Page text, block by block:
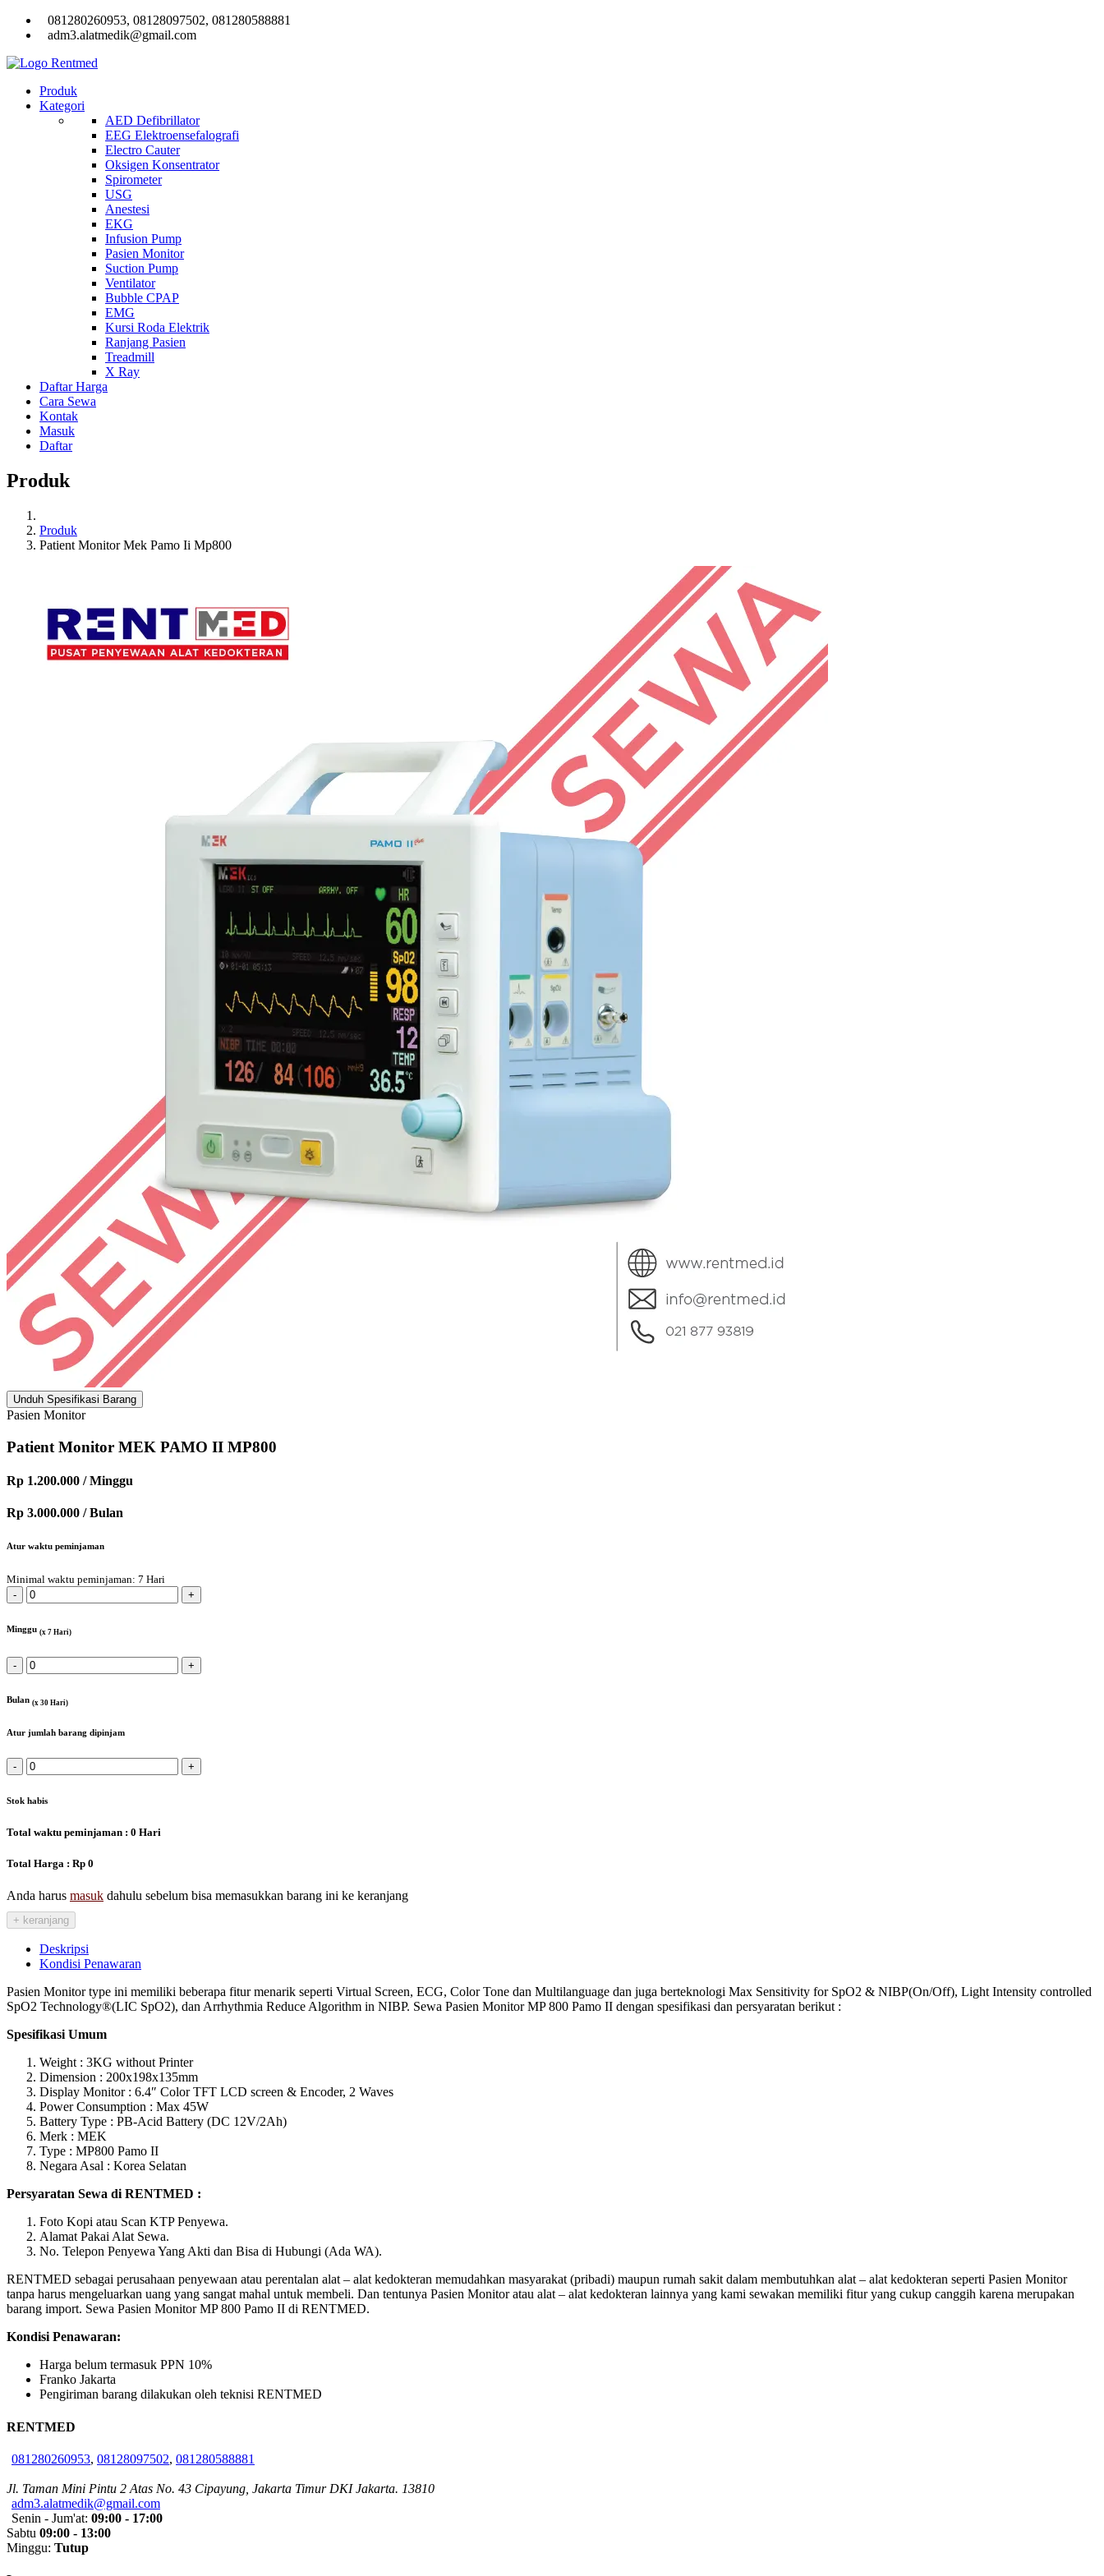
081280260953, 08128097502, 081280588881
adm3.alatmedik@gmail.com
Produk
Kategori
AED Defibrillator
EEG Elektroensefalografi
Electro Cauter
Oksigen Konsentrator
Spirometer
USG
Anestesi
EKG
Infusion Pump
Pasien Monitor
Suction Pump
Ventilator
Bubble CPAP
EMG
Kursi Roda Elektrik
Ranjang Pasien
Treadmill
X Ray
Daftar Harga
Cara Sewa
Kontak
Masuk
Daftar
Produk
Produk
Patient Monitor Mek Pamo Ii Mp800
Unduh Spesifikasi Barang
Pasien Monitor
Patient Monitor MEK PAMO II MP800
Rp 1.200.000 / Minggu
Rp 3.000.000 / Bulan
Atur waktu peminjaman
Minimal waktu peminjaman: 7 Hari
Minggu (x 7 Hari)
Bulan (x 30 Hari)
Atur jumlah barang dipinjam
Stok habis
Total waktu peminjaman : 0 Hari
Total Harga : Rp 0
Anda harus masuk dahulu sebelum bisa memasukkan barang ini ke keranjang
+ keranjang
Deskripsi
Kondisi Penawaran
Pasien Monitor type ini memiliki beberapa fitur menarik seperti Virtual Screen, ECG, Color Tone dan Multilanguage dan juga berteknologi Max Sensitivity for SpO2 & NIBP(On/Off), Light Intensity controlled
SpO2 Technology®(LIC SpO2), dan Arrhythmia Reduce Algorithm in NIBP. Sewa Pasien Monitor MP 800 Pamo II dengan spesifikasi dan persyaratan berikut :
Spesifikasi Umum
Weight : 3KG without Printer
Dimension : 200x198x135mm
Display Monitor : 6.4″ Color TFT LCD screen & Encoder, 2 Waves
Power Consumption : Max 45W
Battery Type : PB-Acid Battery (DC 12V/2Ah)
Merk : MEK
Type : MP800 Pamo II
Negara Asal : Korea Selatan
Persyaratan Sewa di RENTMED :
Foto Kopi atau Scan KTP Penyewa.
Alamat Pakai Alat Sewa.
No. Telepon Penyewa Yang Akti dan Bisa di Hubungi (Ada WA).
RENTMED sebagai perusahaan penyewaan atau perentalan alat – alat kedokteran memudahkan masyarakat (pribadi) maupun rumah sakit dalam membutuhkan alat – alat kedokteran seperti Pasien Monitor
tanpa harus mengeluarkan uang yang sangat mahal untuk membeli. Dan tentunya Pasien Monitor atau alat – alat kedokteran lainnya yang kami sewakan memiliki fitur yang cukup canggih karena merupakan
barang import. Sewa Pasien Monitor MP 800 Pamo II di RENTMED.
Kondisi Penawaran:
Harga belum termasuk PPN 10%
Franko Jakarta
Pengiriman barang dilakukan oleh teknisi RENTMED
RENTMED
081280260953, 08128097502, 081280588881
Jl. Taman Mini Pintu 2 Atas No. 43 Cipayung, Jakarta Timur DKI Jakarta. 13810
adm3.alatmedik@gmail.com
Senin - Jum'at: 09:00 - 17:00
Sabtu 09:00 - 13:00
Minggu: Tutup